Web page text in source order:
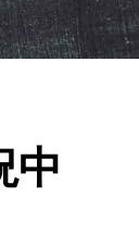
中